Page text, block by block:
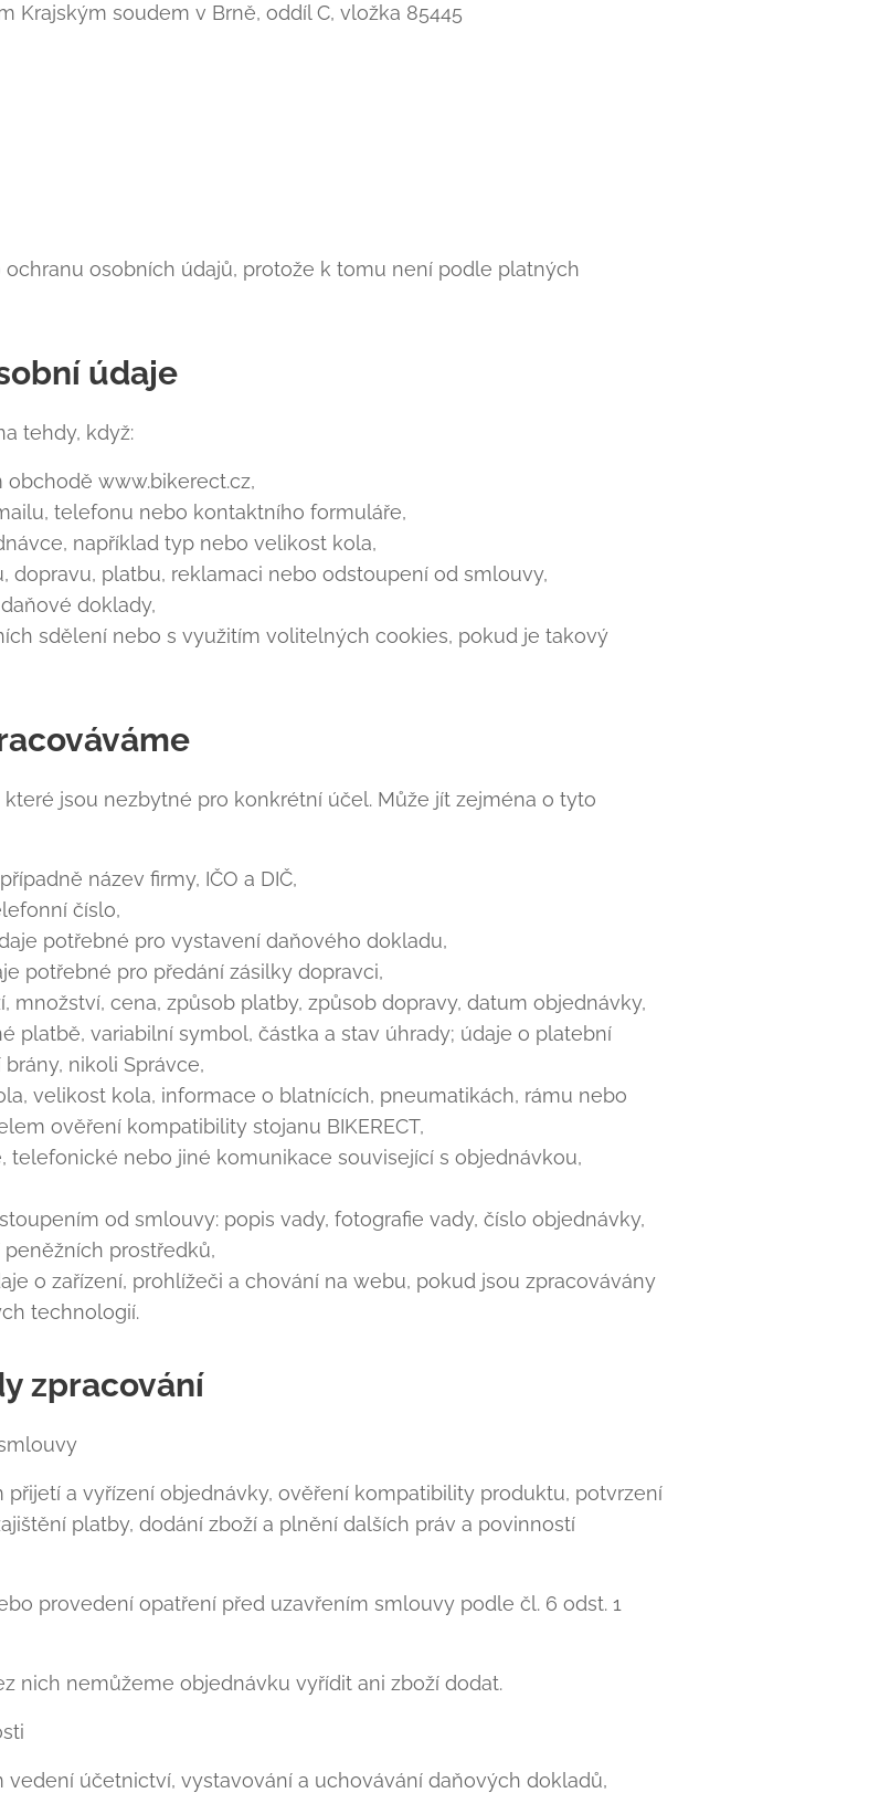
Krajským soudem v Brně, oddíl C, vložka 85445
ochranu osobních údajů, protože k tomu není podle platných
údaje
tehdy, když:
www.bikerect.cz,
telefonu nebo kontaktního formuláře,
například typ nebo velikost kola,
dopravu, platbu, reklamaci nebo odstoupení od smlouvy,
doklady,
sdělení nebo s využitím volitelných cookies, pokud je takový
které jsou nezbytné pro konkrétní účel. Může jít zejména o tyto
název firmy, IČO a DIČ,
číslo,
potřebné pro vystavení daňového dokladu,
potřebné pro předání zásilky dopravci,
množství, cena, způsob platby, způsob dopravy, datum objednávky,
platbě, variabilní symbol, částka a stav úhrady; údaje o platební
nikoli Správce,
velikost kola, informace o blatnících, pneumatikách, rámu nebo
ověření kompatibility stojanu BIKERECT,
telefonické nebo jiné komunikace související s objednávkou,
od smlouvy: popis vady, fotografie vady, číslo objednávky,
prostředků,
o zařízení, prohlížeči a chování na webu, pokud jsou zpracovávány
technologií.
zpracování
a vyřízení objednávky, ověření kompatibility produktu, potvrzení
platby, dodání zboží a plnění dalších práv a povinností
provedení opatření před uzavřením smlouvy podle čl. 6 odst. 1
nich nemůžeme objednávku vyřídit ani zboží dodat.
účetnictví, vystavování a uchovávání daňových dokladů,